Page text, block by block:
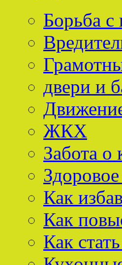
Борьба с
двери и
ЖКХ
Забота о
Как
Как
Как